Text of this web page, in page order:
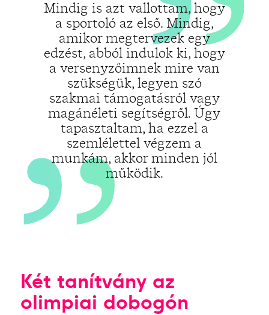
Mindig is azt vallottam, hogy
a sportoló az első. Mindig,
amikor megtervezek egy
edzést, abból indulok ki, hogy
a versenyzőimnek mire van
szükségük, legyen szó
szakmai támogatásról vagy
magánéleti segítségről. Úgy
tapasztaltam, ha ezzel a
szemlélettel végzem a
munkám, akkor minden jól
működik.
„
Két tanítvány az
olimpiai dobogón